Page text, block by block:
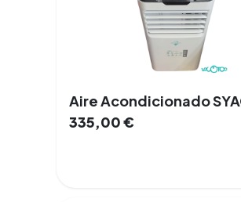
Aire Acondicionado
335,00€